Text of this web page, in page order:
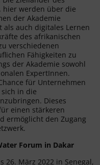
hier werden über die
der Akademie
als auch digitales Lernen
des afrikanischen
verschiedenen
Fähigkeiten zu
der Akademie sowohl
ExpertInnen.
für Unternehmen
in die
Dieses
einen stärkeren
ermöglicht den Zugang
Forum in Dakar
26. März 2022 in Senegal,